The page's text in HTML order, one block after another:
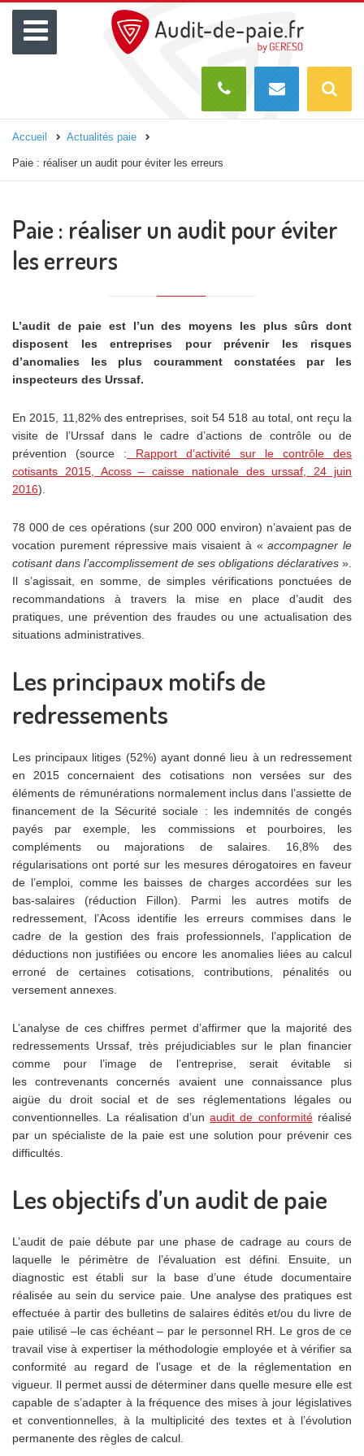
Menu
Accueil Actualités paie
Paie : réaliser un audit pour éviter les erreurs
Paie : réaliser un audit pour éviter
les erreurs
L’audit de paie est l’un des moyens les plus sûrs dont
disposent les entreprises pour prévenir les risques
d’anomalies les plus couramment constatées par les
inspecteurs des Urssaf.
En 2015, 11,82% des entreprises, soit 54 518 au total, ont reçu la
visite de l’Urssaf dans le cadre d’actions de contrôle ou de
prévention (source : Rapport d’activité sur le contrôle des
cotisants 2015, Acoss – caisse nationale des urssaf, 24 juin
2016).
78 000 de ces opérations (sur 200 000 environ) n’avaient pas de
vocation purement répressive mais visaient à «accompagner le
cotisant dans l’accomplissement de ses obligations déclaratives ».
Il s’agissait, en somme, de simples vérifications ponctuées de
recommandations à travers la mise en place d’audit des
pratiques, une prévention des fraudes ou une actualisation des
situations administratives.
Les principaux motifs de
redressements
Les principaux litiges (52%) ayant donné lieu à un redressement
en 2015 concernaient des cotisations non versées sur des
éléments de rémunérations normalement inclus dans l’assiette de
financement de la Sécurité sociale : les indemnités de congés
payés par exemple, les commissions et pourboires, les
compléments ou majorations de salaires. 16,8% des
régularisations ont porté sur les mesures dérogatoires en faveur
de l’emploi, comme les baisses de charges accordées sur les
bas-salaires (réduction Fillon). Parmi les autres motifs de
redressement, l’Acoss identifie les erreurs commises dans le
cadre de la gestion des frais professionnels, l’application de
déductions non justifiées ou encore les anomalies liées au calcul
erroné de certaines cotisations, contributions, pénalités ou
versement annexes.
L’analyse de ces chiffres permet d’affirmer que la majorité des
redressements Urssaf, très préjudiciables sur le plan financier
comme pour l’image de l’entreprise, serait évitable si
les contrevenants concernés avaient une connaissance plus
aigüe du droit social et de ses réglementations légales ou
conventionnelles. La réalisation d’unaudit de conformitéréalisé
par un spécialiste de la paie est une solution pour prévenir ces
difficultés.
Les objectifs d’un audit de paie
L’audit de paie débute par une phase de cadrage au cours de
laquelle le périmètre de l’évaluation est défini. Ensuite, un
diagnostic est établi sur la base d’une étude documentaire
réalisée au sein du service paie. Une analyse des pratiques est
effectuée à partir des bulletins de salaires édités et/ou du livre de
paie utilisé –le cas échéant – par le personnel RH. Le gros de ce
travail vise à expertiser la méthodologie employée et à vérifier sa
conformité au regard de l’usage et de la réglementation en
vigueur. Il permet aussi de déterminer dans quelle mesure elle est
capable de s’adapter à la fréquence des mises à jour législatives
et conventionnelles, à la multiplicité des textes et à l’évolution
permanente des règles de calcul.